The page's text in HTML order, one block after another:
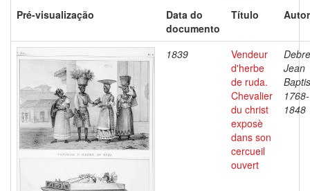
Pré-visualização
Data do
documento
Título
1839
Vendeur
d'herbe
de ruda.
Chevalier
du christ
exposè
dans son
cercueil
ouvert
Jean
1768-
1848